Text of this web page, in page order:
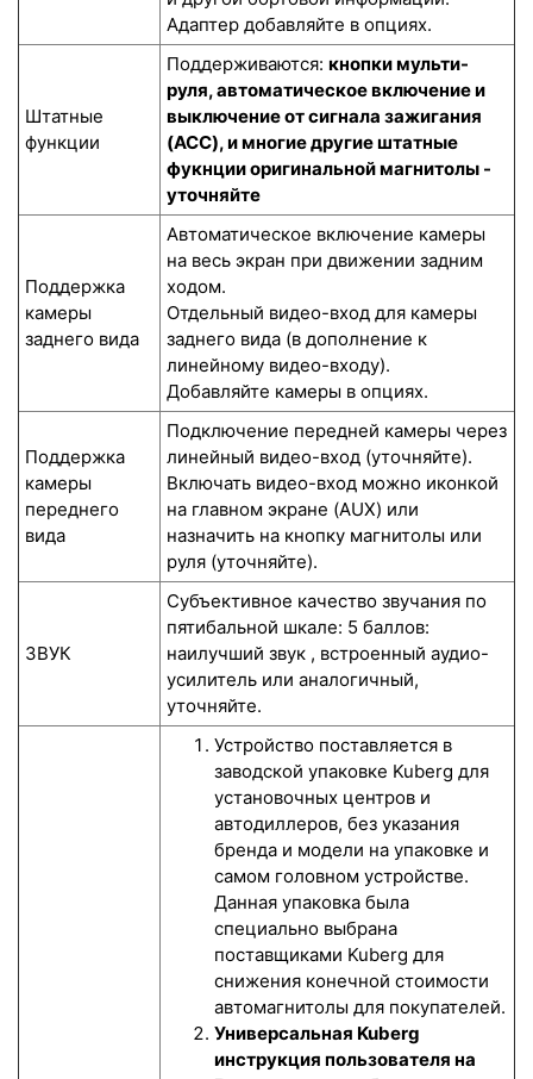
Адаптер добавляйте в опциях.
Штатные
функции
Поддерживаются: кнопки мульти-
руля, автоматическое включение и
выключение от сигнала зажигания
(ACC), и многие другие штатные
фукнции оригинальной магнитолы -
уточняйте
Поддержка
камеры
заднего вида
Автоматическое включение камеры
на весь экран при движении задним
ходом.
Отдельный видео-вход для камеры
заднего вида (в дополнение к
линейному видео-входу).
Добавляйте камеры в опциях.
Поддержка
камеры
переднего
вида
Подключение передней камеры через
линейный видео-вход (уточняйте).
Включать видео-вход можно иконкой
на главном экране (AUX) или
назначить на кнопку магнитолы или
руля (уточняйте).
ЗВУК
Субъективное качество звучания по
пятибальной шкале: 5 баллов:
наилучший звук , встроенный аудио-
усилитель или аналогичный,
уточняйте.
Устройство поставляется в
заводской упаковке Kuberg для
установочных центров и
автодиллеров, без указания
бренда и модели на упаковке и
самом головном устройстве.
Данная упаковка была
специально выбрана
поставщиками Kuberg для
снижения конечной стоимости
автомагнитолы для покупателей.
Универсальная Kuberg
инструкция пользователя на